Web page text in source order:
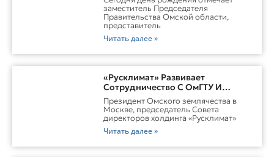
заместитель Председателя
Правительства Омской области,
представитель
Читать далее »
«Русклимат» Развивает
Сотрудничество С ОмГТУ И
Участвует В Обновлении
Городской Среды Омска
Президент Омского землячества в
Москве, председатель Совета
директоров холдинга «Русклимат»
Читать далее »